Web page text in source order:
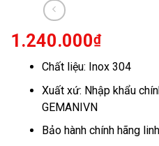
1.240.000₫
Chất liệu: Inox 304
Xuất xứ: Nhập khẩu
GEMANIVN
Bảo hành chính hãng